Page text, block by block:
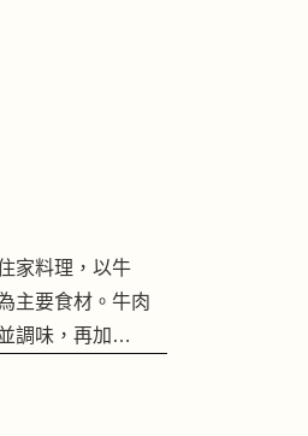
家料理，以牛
主要食材。牛肉
調味，再加…